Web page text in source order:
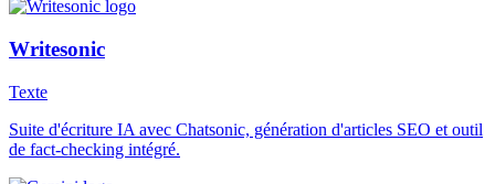
Writesonic
Texte
Suite d'écriture IA avec Chatsonic, génération d'articles SEO et outil
de fact-checking intégré.